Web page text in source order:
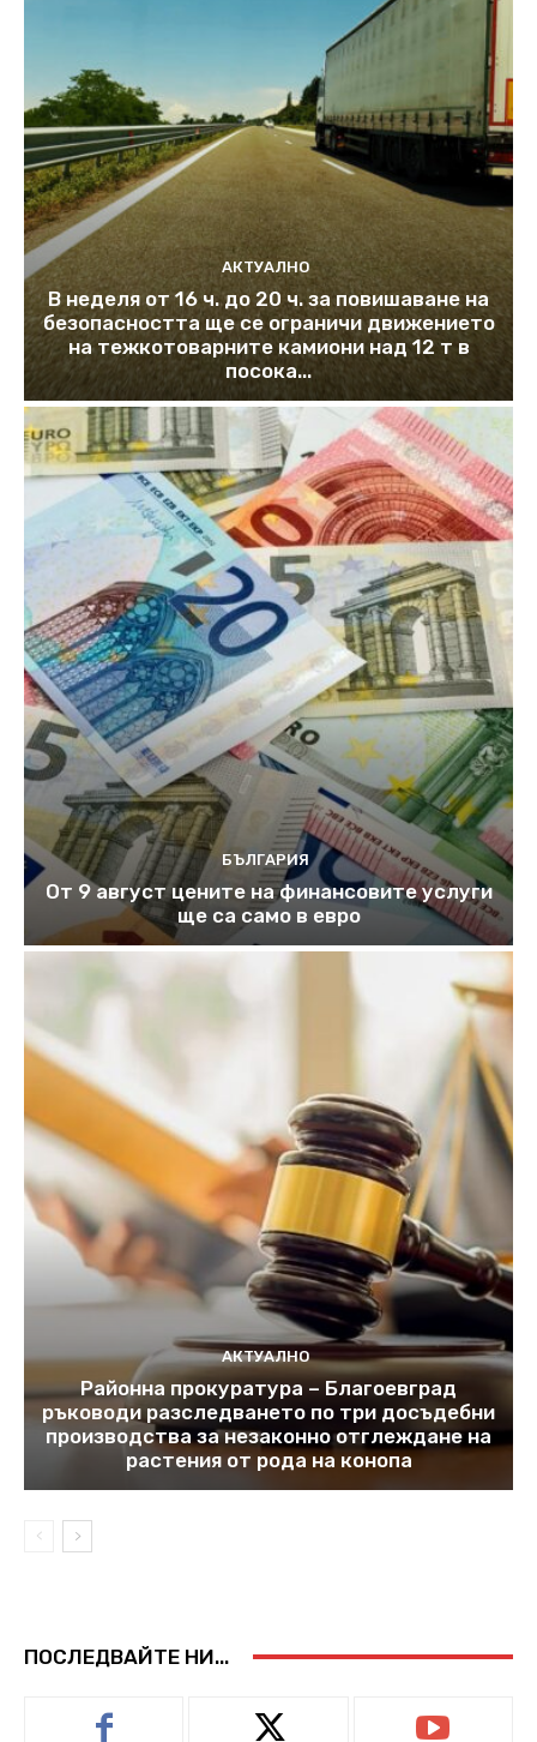
АКТУАЛНО
В неделя от 16 ч. до 20 ч. за повишаване на
безопасността ще се ограничи движението
на тежкотоварните камиони над 12 т в
посока...
БЪЛГАРИЯ
От 9 август цените на финансовите услуги
ще са само в евро
АКТУАЛНО
Районна прокуратура – Благоевград
ръководи разследването по три досъдебни
производства за незаконно отглеждане на
растения от рода на конопа
ПОСЛЕДВАЙТЕ НИ...